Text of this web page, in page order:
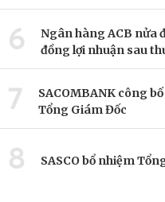
6
Ngân hàng ACB nửa
đồng lợi nhuận sau
7
SACOMBANK công
Tổng Giám Đốc
8 SASCO bổ nhiệm